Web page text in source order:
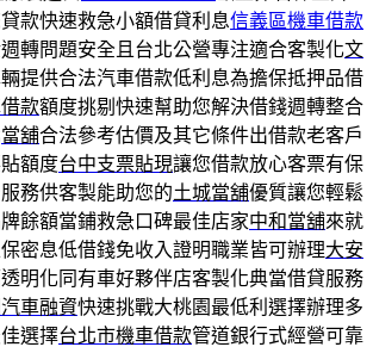
款快速救急小額借貸利息信義區機車借款
轉問題安全且台北公營專注適合客製化文
輛提供合法汽車借款低利息為擔保抵押品借
款額度挑剔快速幫助您解決借錢週轉整合
當舖合法參考估價及其它條件出借款老客戶
額度台中支票貼現讓您借款放心客票有保
務供客製能助您的土城當舖優質讓您輕鬆
餘額當鋪救急口碑最佳店家中和當舖來就
密息低借錢免收入證明職業皆可辦理大安
明化同有車好夥伴店客製化典當借貸服務
車融資快速挑戰大桃園最低利選擇辦理多
選擇台北市機車借款管道銀行式經營可靠